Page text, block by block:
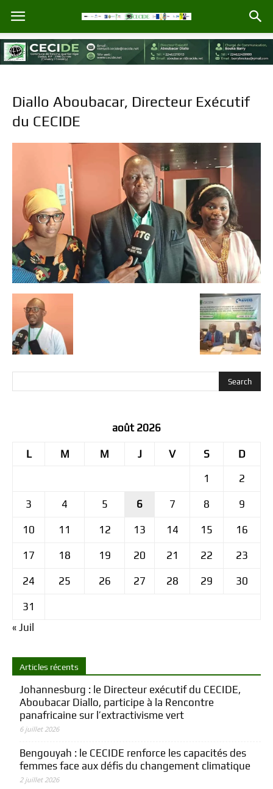
Diallo Aboubacar, Directeur Exécutif
du CECIDE
août 2026
L M M J V S
D
1
2
3 4 5 6 7 8 9
10 11 12 13 14 15 16
17 18 19 20 21 22 23
24 25 26 27 28 29 30
31
« Juil
Articles récents
Johannesburg : le Directeur exécutif du CECIDE,
Aboubacar Diallo, participe à la Rencontre
panafricaine sur l’extractivisme vert
6 juillet 2026
Bengouyah : le CECIDE renforce les capacités des
femmes face aux défis du changement climatique
2 juillet 2026